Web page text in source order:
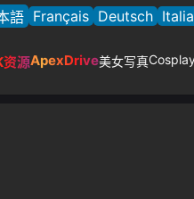
語 Français Deutsch
资源ApexDrive美女写真